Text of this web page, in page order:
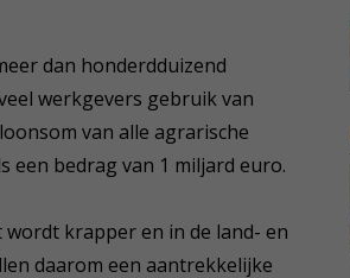
dan honderdduizend
werkgevers gebruik van
van alle agrarische
een bedrag van 1 miljard euro.
krapper en in de land- en
daarom een aantrekkelijke